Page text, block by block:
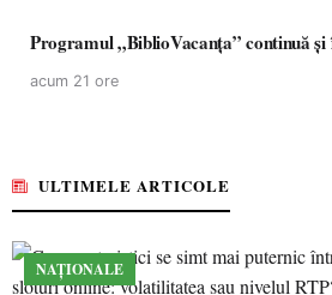
Programul „BiblioVacanța” continuă și
acum 21 ore
ULTIMELE ARTICOLE
NAȚIONALE